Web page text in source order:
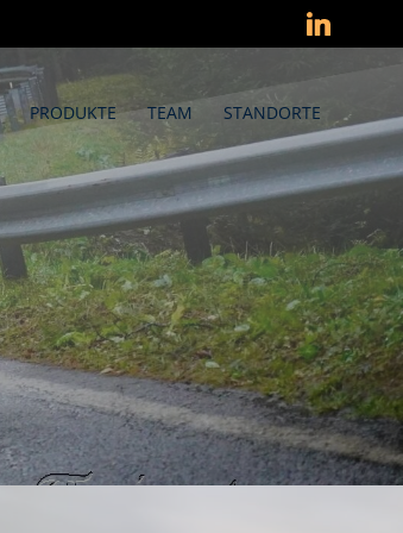
PRODUKTE TEAM STANDORTE